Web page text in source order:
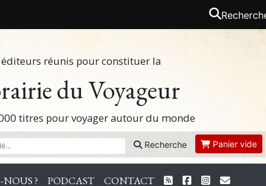
réunis pour constituer la
du Voyageur
titres pour voyager autour du monde
Recherche Panier vide
? PODCAST CONTACT